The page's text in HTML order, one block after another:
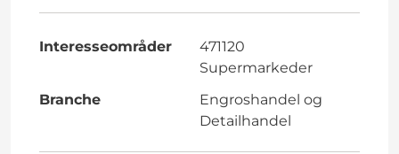
Interesseområder
471120
Supermarkeder
Branche
Engroshandel og
Detailhandel